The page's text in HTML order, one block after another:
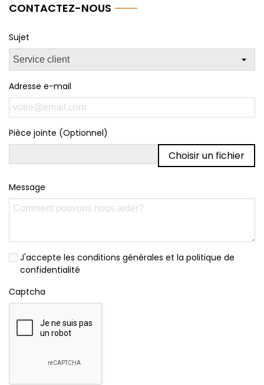
CONTACTEZ-NOUS
Sujet
Adresse e-mail
Pièce jointe (Optionnel)
Choisir un fichier
Message
J'accepte les conditions générales et la politique de
confidentialité
Captcha